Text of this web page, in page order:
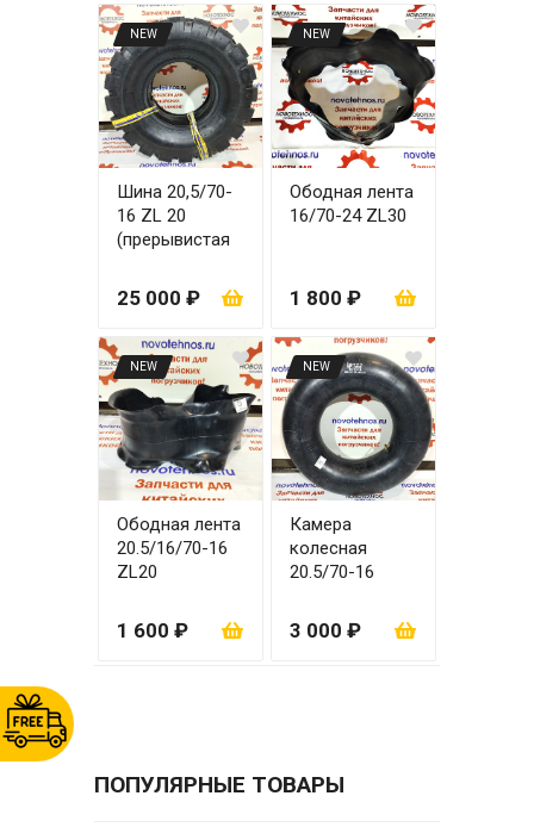
NEW
Шина 20,5/70-
16 ZL 20
(прерывистая
25 000 ₽
NEW
Ободная лента
16/70-24 ZL30
1 800 ₽
NEW
Ободная лента
20.5/16/70-16
ZL20
1 600 ₽
NEW
Камера
колесная
20.5/70-16
3 000 ₽
ПОПУЛЯРНЫЕ ТОВАРЫ